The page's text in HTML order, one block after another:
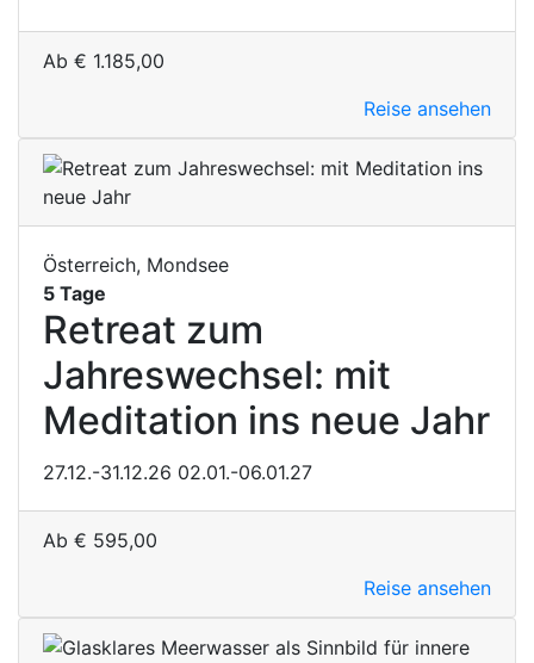
Ab € 1.185,00
Reise ansehen
Österreich, Mondsee
5 Tage
Retreat zum
Jahreswechsel: mit
Meditation ins neue Jahr
27.12.-31.12.26 02.01.-06.01.27
Ab € 595,00
Reise ansehen